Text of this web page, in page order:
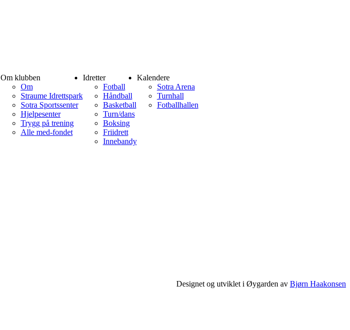
Om klubben
Om
Straume Idrettspark
Sotra Sportssenter
Hjelpesenter
Trygg på trening
Alle med-fondet
Idretter
Fotball
Håndball
Basketball
Turn/dans
Boksing
Friidrett
Innebandy
Kalendere
Sotra Arena
Turnhall
Fotballhallen
Designet og utviklet i Øygarden av Bjørn Haakonsen